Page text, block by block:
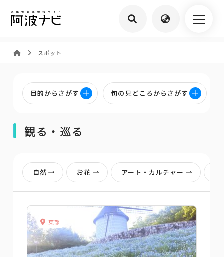
スポット
目的からさがす 旬の見どころからさがす
観る・巡る
自然 お花 アート・カルチャー
東部